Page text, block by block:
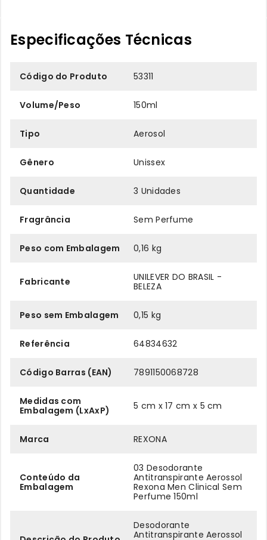
Especificações Técnicas
Código do Produto 53311
Volume/Peso 150ml
Tipo Aerosol
Gênero Unissex
Quantidade 3 Unidades
Fragrância Sem Perfume
Peso com Embalagem 0,16 kg
Fabricante
UNILEVER DO BRASIL -
BELEZA
Peso sem Embalagem 0,15 kg
Referência 64834632
Código Barras (EAN) 7891150068728
Medidas com
Embalagem (LxAxP)
5 cm x 17 cm x 5 cm
Marca REXONA
Conteúdo da
Embalagem
03 Desodorante
Antitranspirante Aerossol
Rexona Men Clinical Sem
Perfume 150ml
Desodorante
Antitranspirante Aerossol